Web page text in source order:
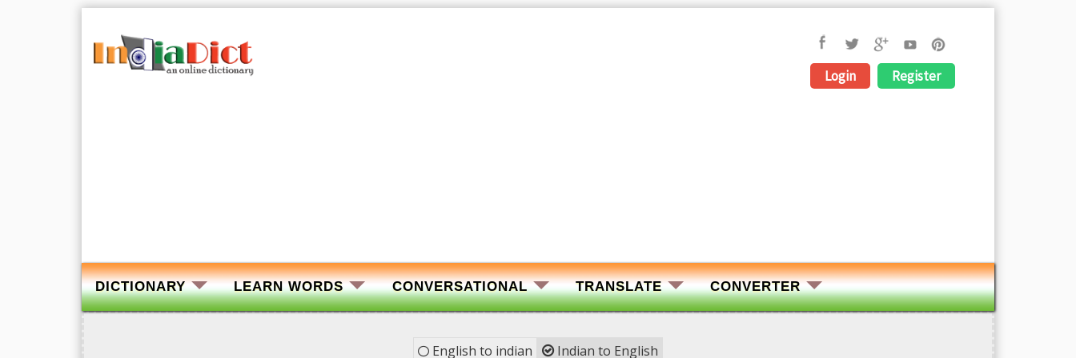
Login Register
DICTIONARY LEARN WORDS CONVERSATIONAL TRANSLATE CONVERTER
English to indian Indian to English